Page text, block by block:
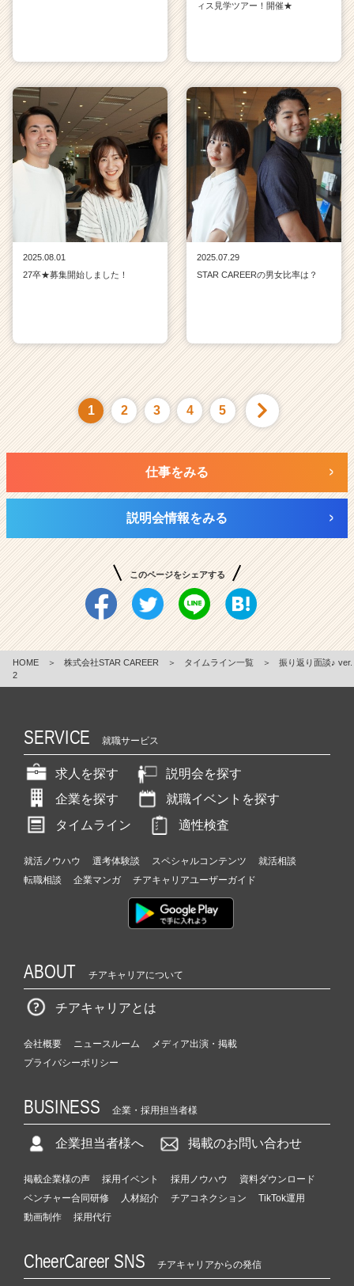
ィス見学ツアー！開催★
2025.08.01
27卒★募集開始しました！
2025.07.29
STAR CAREERの男女比率は？
1 2 3 4 5
仕事をみる
説明会情報をみる
このページをシェアする
HOME ＞ 株式会社STAR CAREER ＞ タイムライン一覧 ＞
振り返り面談♪ ver.
2
SERVICE 就職サービス
求人を探す
説明会を探す
企業を探す
就職イベントを探す
タイムライン
適性検査
就活ノウハウ 選考体験談 スペシャルコンテンツ
就活相談
転職相談
企業マンガ チアキャリアユーザーガイド
ABOUT チアキャリアについて
チアキャリアとは
会社概要 ニュースルーム
メディア出演・掲載
プライバシーポリシー
BUSINESS 企業・採用担当者様
企業担当者様へ 掲載のお問い合わせ
掲載企業様の声 採用イベント 採用ノウハウ
資料ダウンロード
ベンチャー合同研修
人材紹介 チアコネクション
TikTok運用
動画制作
採用代行
CheerCareer SNS チアキャリアからの発信